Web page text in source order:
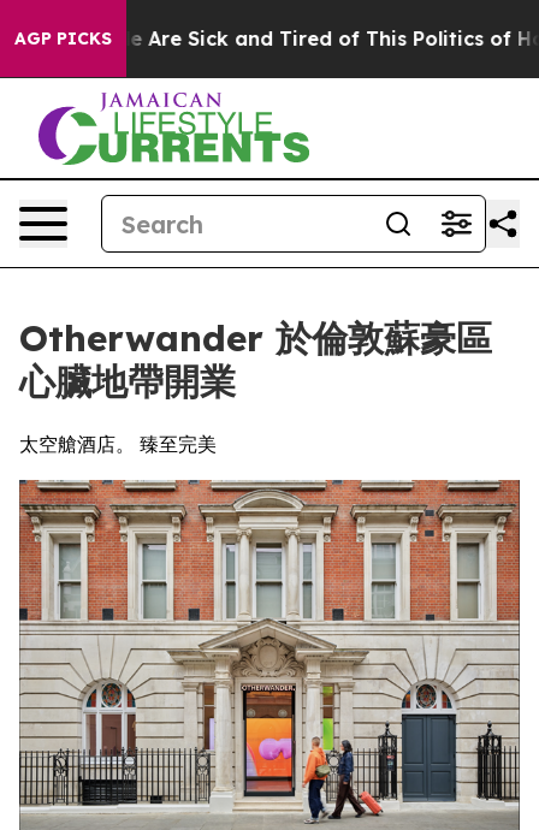
AGP PICKSAre Sick and Tired of This Politics of Hatred”
Otherwander 於倫敦蘇豪區
心臟地帶開業
太空艙酒店。 臻至完美